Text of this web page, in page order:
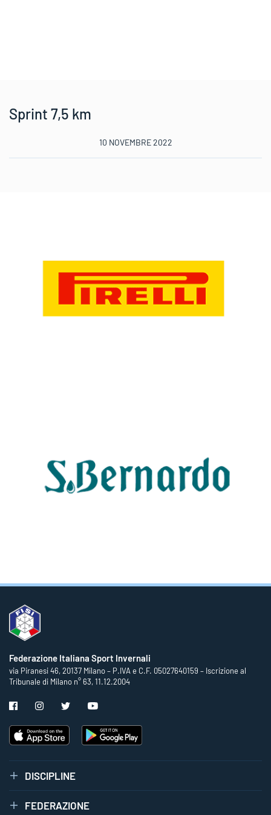
Sprint 7,5 km
10 NOVEMBRE 2022
Federazione Italiana Sport Invernali
via Piranesi 46, 20137 Milano – P.IVA e C.F. 05027640159 – Iscrizione al
Tribunale di Milano n° 63, 11.12.2004
DISCIPLINE
FEDERAZIONE